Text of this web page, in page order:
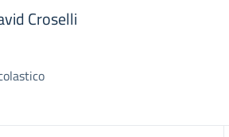
Croselli